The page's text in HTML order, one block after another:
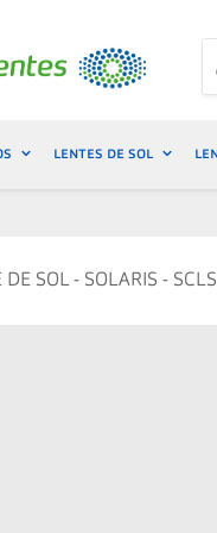
LENTES DE SOL
DE SOL - SOLARIS -